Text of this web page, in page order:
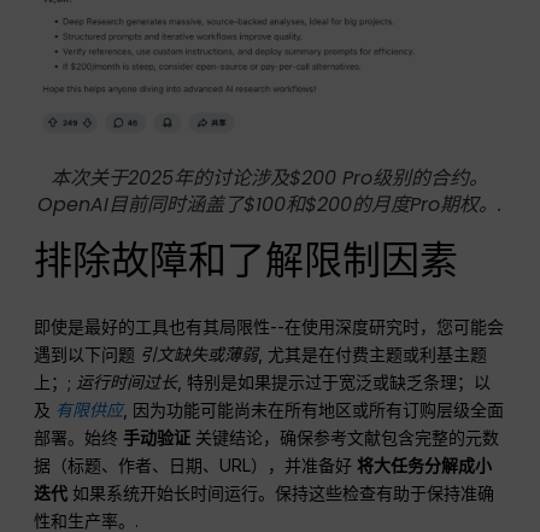
本次关于2025年的讨论涉及$200 Pro级别的合约。
OpenAI目前同时涵盖了$100和$200的月度Pro期权。.
排除故障和了解限制因素
即使是最好的工具也有其局限性--在使用深度研究时，您可能会
遇到以下问题 引文缺失或薄弱, 尤其是在付费主题或利基主题
上；; 运行时间过长, 特别是如果提示过于宽泛或缺乏条理；以
及 有限供应, 因为功能可能尚未在所有地区或所有订购层级全面
部署。始终手动验证 关键结论，确保参考文献包含完整的元数
据（标题、作者、日期、URL），并准备好 将大任务分解成小
迭代 如果系统开始长时间运行。保持这些检查有助于保持准确
性和生产率。.